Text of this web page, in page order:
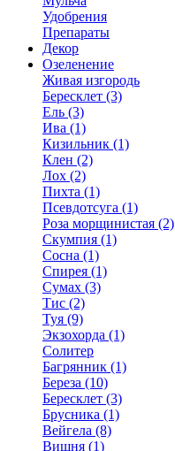
Удобрения
Препараты
Декор
Озеленение
Живая изгородь
Бересклет (3)
Ель (3)
Ива (1)
Кизильник (1)
Клен (2)
Лох (2)
Пихта (1)
Псевдотсуга (1)
Роза морщинистая (2)
Скумпия (1)
Сосна (1)
Спирея (1)
Сумах (3)
Тис (2)
Туя (9)
Экзохорда (1)
Солитер
Багрянник (1)
Береза (10)
Бересклет (3)
Брусника (1)
Вейгела (8)
Вишня (1)